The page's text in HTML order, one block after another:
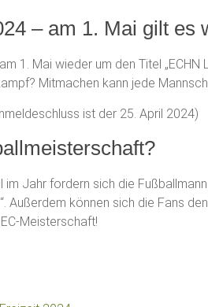
– am 1. Mai gilt es
1. Mai wieder um den Titel
Mitmachen kann jede
ist der 25. April 2024)
im Jahr fordern sich die
Außerdem können sich die Fans
Meisterschaft!